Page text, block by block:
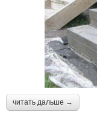
читать дальше →